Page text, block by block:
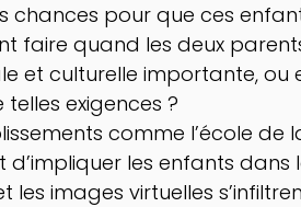
chances pour que ces
faire quand les deux
et culturelle importante, ou
exigences ?
comme l’école
les enfants dans
les images virtuelles